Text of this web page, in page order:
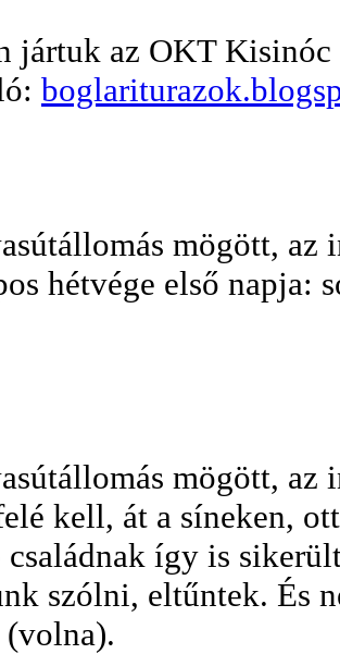
jártuk az OKT Kisinóc
mögött,
hétvége első napja:
mögött,
kell, át a síneken,
családnak így is
szólni, eltűntek. És